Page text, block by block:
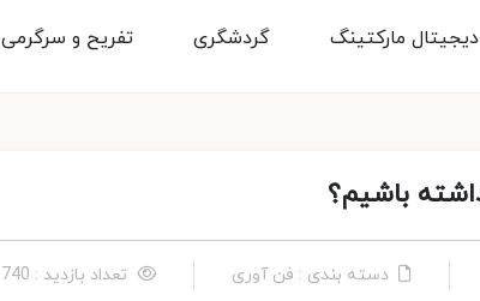
تفریح و سرگرمی گردشگری دیجیتال مارکتینگ
دسته بندی : فن آوری تعداد بازدید : 740 نفر